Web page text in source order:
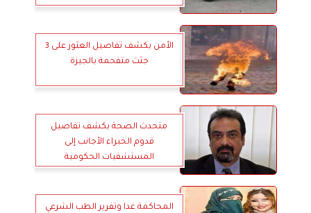
الأمن يكشف تفاصيل العثور على 3
جثث متفحمة بالجيزة
متحدث الصحة يكشف تفاصيل
قدوم الخبراء الأجانب إلى
المستشفيات الحكومية
المحاكمة غدا وتفرير الطب الشرعي